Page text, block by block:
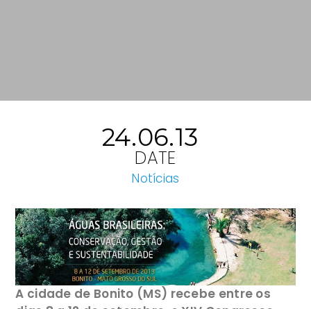
24.06.13
DATE
Notícias
A cidade de Bonito (MS) recebe entre os